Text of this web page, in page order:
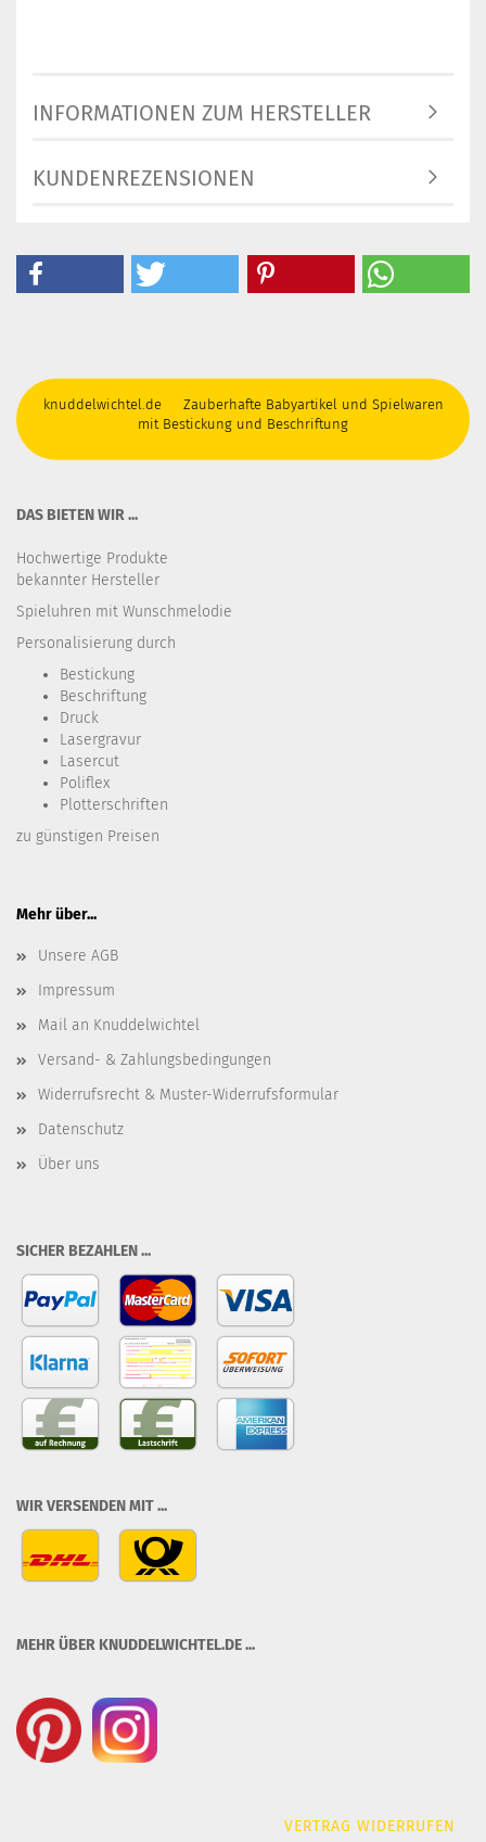
INFORMATIONEN ZUM HERSTELLER
KUNDENREZENSIONEN
knuddelwichtel.de Zauberhafte Babyartikel und Spielwaren
mit Bestickung und Beschriftung
DAS BIETEN WIR ...
Hochwertige Produkte
bekannter Hersteller
Spieluhren mit Wunschmelodie
Personalisierung durch
Bestickung​
Beschriftung
Druck
Lasergravur
Lasercut
Poliflex
Plotterschriften
zu günstigen Preisen
Mehr über...
Unsere AGB
Impressum
Mail an Knuddelwichtel
Versand- & Zahlungsbedingungen
Widerrufsrecht & Muster-Widerrufsformular
Datenschutz
Über uns
SICHER BEZAHLEN ...
WIR VERSENDEN MIT ...
MEHR ÜBER KNUDDELWICHTEL.DE ...
VERTRAG WIDERRUFEN